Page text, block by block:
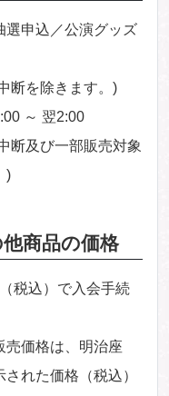
選申込／公演グッズ
断を除きます。)
～ 翌2:00
断及び一部販売対象
)
商品の価格
税込）で入会手続
売価格は、明治座
れた価格（税込）